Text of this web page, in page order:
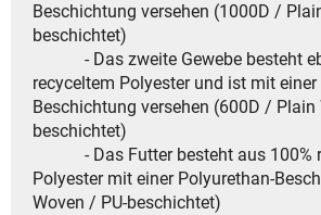
Beschichtung versehen (1000D /
beschichtet)
- Das zweite Gewebe besteht
recyceltem Polyester und ist mit
Beschichtung versehen (600D / Plain
beschichtet)
- Das Futter besteht aus 100%
Polyester mit einer Polyurethan-
Woven / PU-beschichtet)